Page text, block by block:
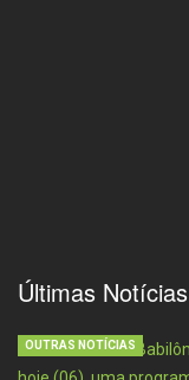
Últimas Notícias
OUTRAS NOTÍCIAS